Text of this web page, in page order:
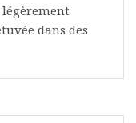
dans des